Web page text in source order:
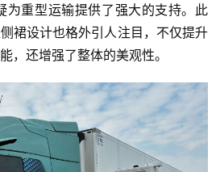
为重型运输提供了强大的支持。此
裙设计也格外引人注目，不仅提升
，还增强了整体的美观性。